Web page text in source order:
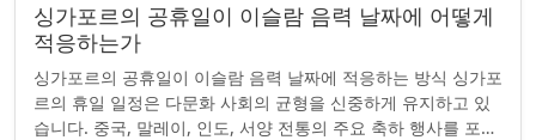
싱가포르의 공휴일이 이슬람 음력 날짜에 어떻게
적응하는가
싱가포르의 공휴일이 이슬람 음력 날짜에 적응하는 방식 싱가포
르의 휴일 일정은 다문화 사회의 균형을 신중하게 유지하고 있
습니다. 중국, 말레이, 인도, 서양 전통의 주요 축하 행사를 포함